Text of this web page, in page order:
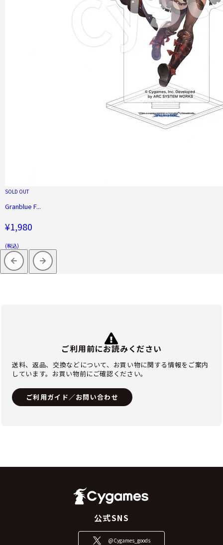
SOLD OUT
Granblue F...
¥1,980
(税込)
ご利用前にお読みください
送料、返品、交換などについて、お買い物に関する情報をご案内
しています。お買い物前にご確認ください。
ご利用ガイド／お問い合わせ
公式SNS
@Cygames_goods